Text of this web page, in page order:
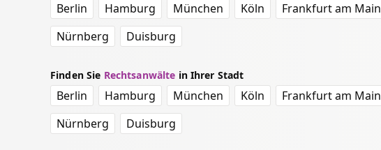
Berlin Hamburg München Köln Frankfurt am Main
Nürnberg
Duisburg
Finden Sie Rechtsanwälte in Ihrer Stadt
Berlin Hamburg München Köln Frankfurt am Main
Nürnberg
Duisburg